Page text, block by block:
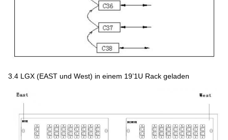
3.4 LGX (EAST und West) in einem 19’1U Rack geladen